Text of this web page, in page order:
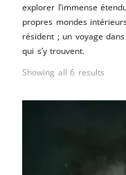
explorer l’immense
propres mondes
résident ; un voyage
qui s’y trouvent.
Showing all 6 results